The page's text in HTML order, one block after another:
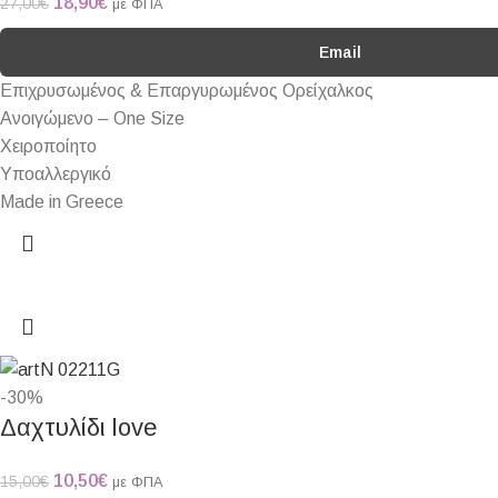
με ΦΠΑ
Email
Επιχρυσωμένος & Επαργυρωμένος Ορείχαλκος
Ανοιγώμενο – One Size
Χειροποίητο
Υποαλλεργικό
Made in Greece
-30%
Δαχτυλίδι love
15,00€ 10,50€ με ΦΠΑ